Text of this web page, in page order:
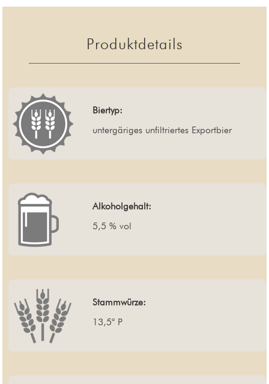
Produktdetails
Biertyp:
untergäriges unfiltriertes Exportbier
Alkoholgehalt:
5,5 % vol
Stammwürze:
13,5° P